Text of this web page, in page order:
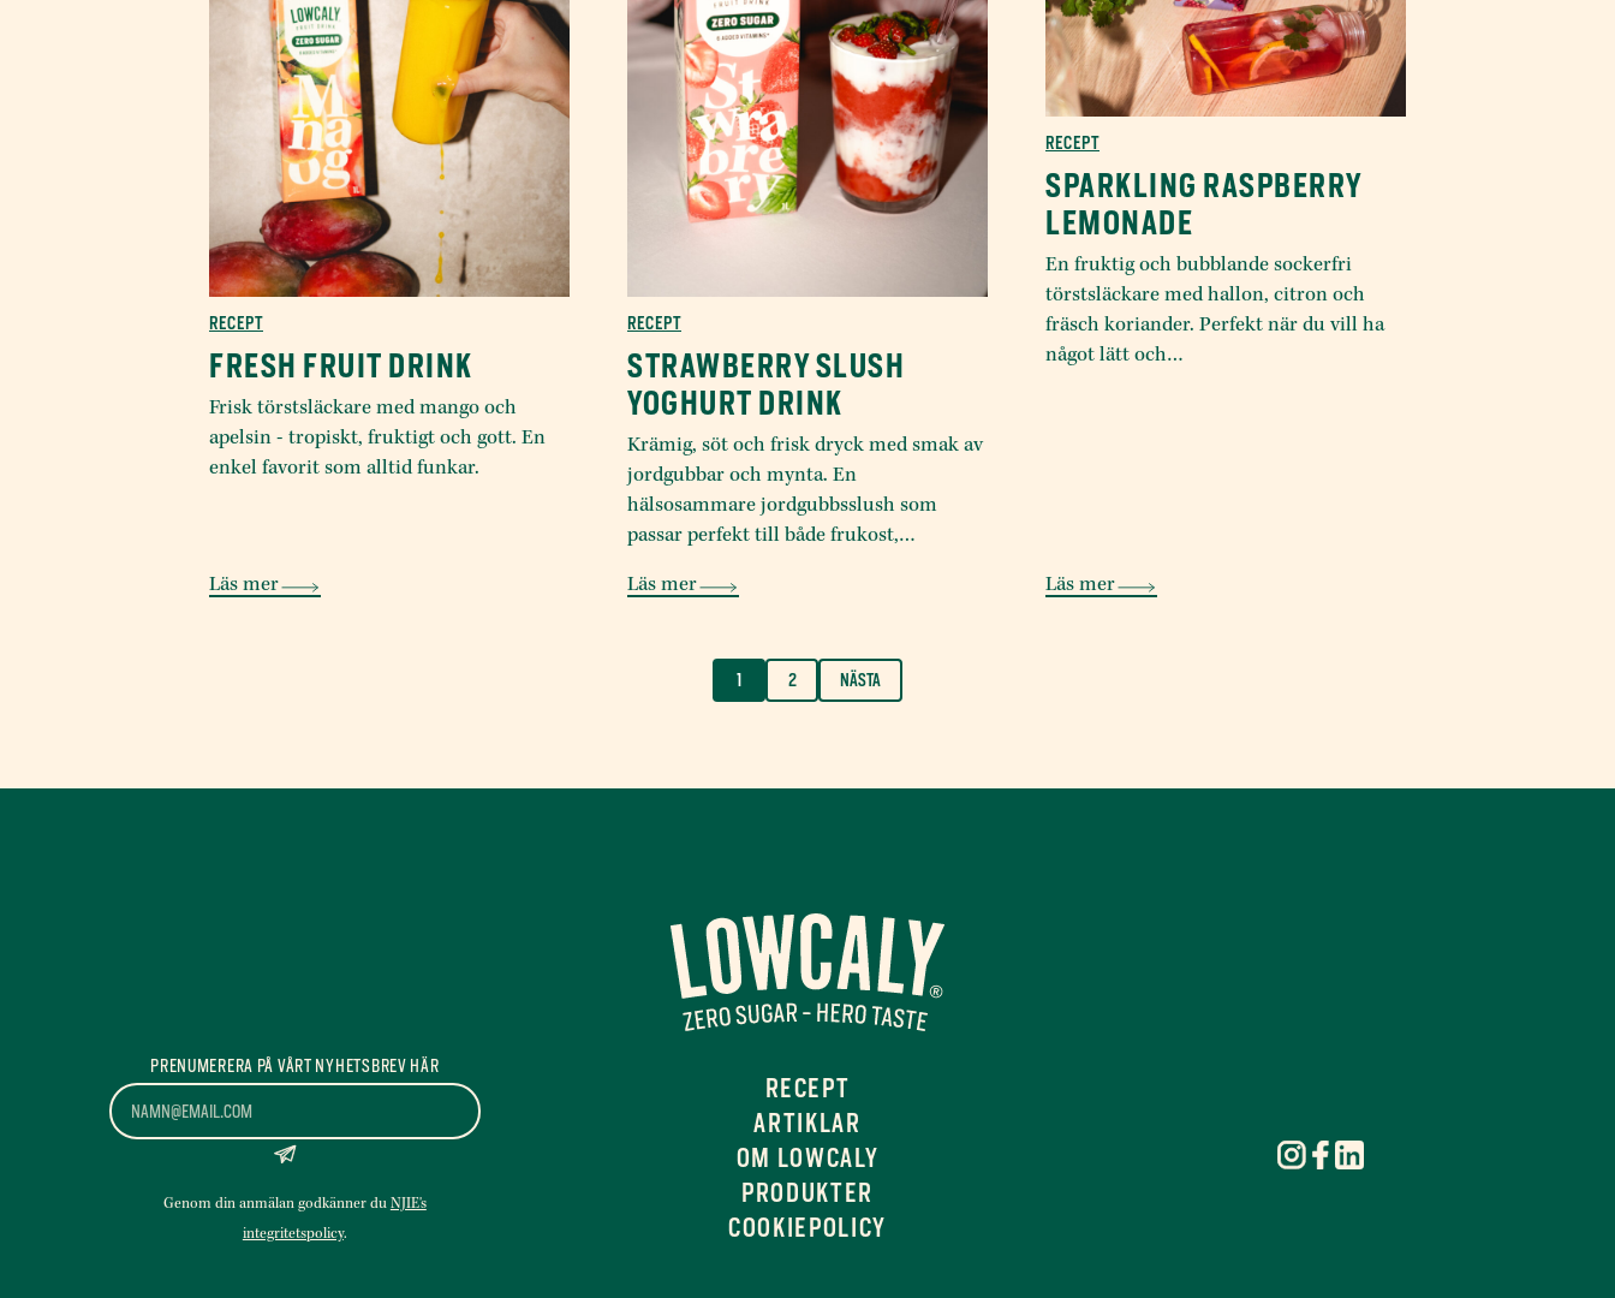
RECEPT
FRESH FRUIT DRINK
Frisk törstsläckare med mango och
apelsin - tropiskt, fruktigt och gott. En
enkel favorit som alltid funkar.
Läs mer
RECEPT
STRAWBERRY SLUSH
YOGHURT DRINK
Krämig, söt och frisk dryck med smak av
jordgubbar och mynta. En
hälsosammare jordgubbsslush som
passar perfekt till både frukost,…
Läs mer
RECEPT
SPARKLING RASPBERRY
LEMONADE
En fruktig och bubblande sockerfri
törstsläckare med hallon, citron och
fräsch koriander. Perfekt när du vill ha
något lätt och…
Läs mer
1 2 NÄSTA
*
PRENUMERERA PÅ VÅRT NYHETSBREV HÄR
Genom din anmälan godkänner du NJIE's
integritetspolicy.
RECEPT
ARTIKLAR
OM LOWCALY
PRODUKTER
COOKIEPOLICY